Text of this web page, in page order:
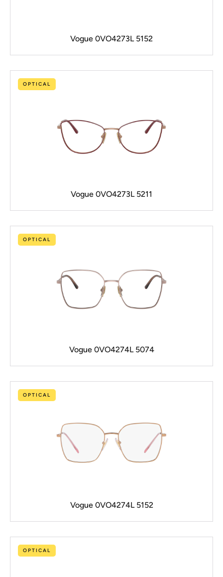
Vogue 0VO4273L 5152
OPTICAL
Vogue 0VO4273L 5211
OPTICAL
Vogue 0VO4274L 5074
OPTICAL
Vogue 0VO4274L 5152
OPTICAL